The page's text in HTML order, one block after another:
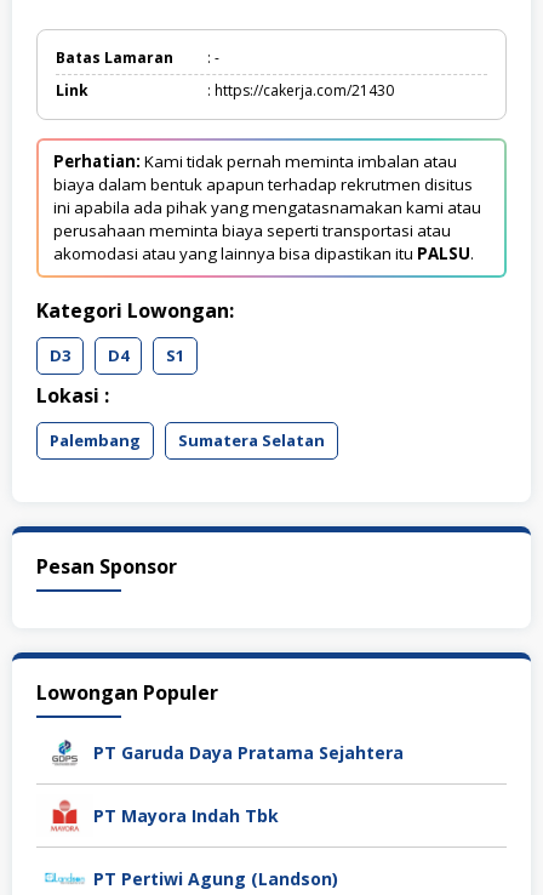
Batas Lamaran
: -
Link
: https://cakerja.com/21430
Perhatian: Kami tidak pernah meminta imbalan atau
biaya dalam bentuk apapun terhadap rekrutmen disitus
ini apabila ada pihak yang mengatasnamakan kami atau
perusahaan meminta biaya seperti transportasi atau
akomodasi atau yang lainnya bisa dipastikan itu PALSU.
Kategori Lowongan:
D3 D4 S1
Lokasi :
Palembang Sumatera Selatan
Pesan Sponsor
Lowongan Populer
PT Garuda Daya Pratama Sejahtera
PT Mayora Indah Tbk
PT Pertiwi Agung (Landson)